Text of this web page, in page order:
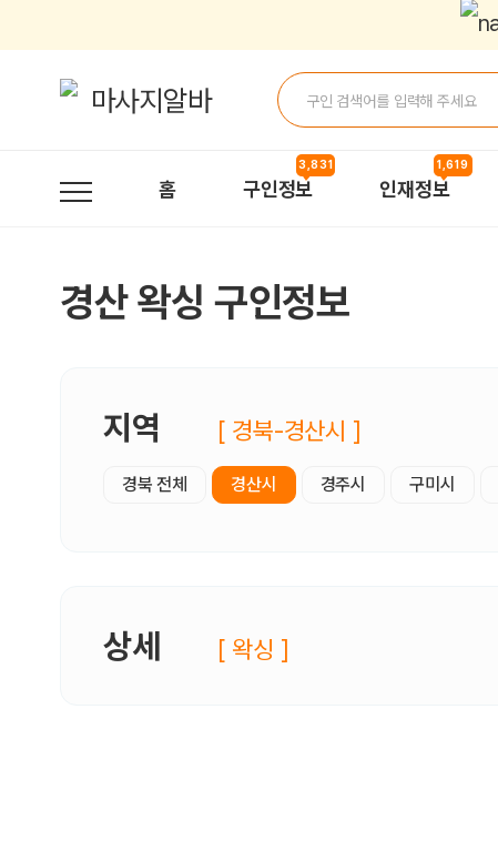
홈 구인정보
3,831
인재정보
1,619
경산 왁싱 구인정보
지역 [ 경북-경산시 ]
경북 전체 경산시 경주시 구미시
상세 [ 왁싱 ]